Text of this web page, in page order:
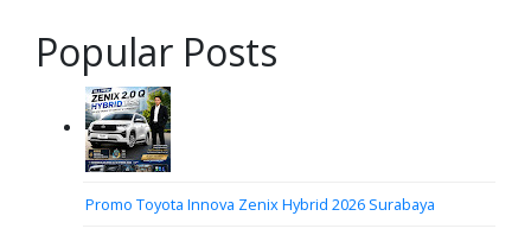
Popular Posts
Promo Toyota Innova Zenix Hybrid 2026 Surabaya